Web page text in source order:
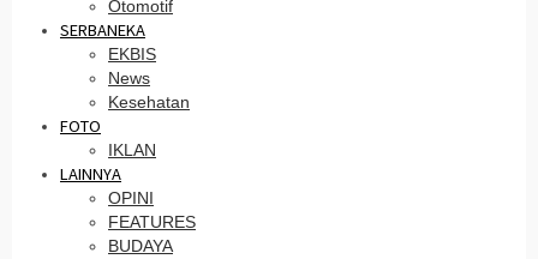
Otomotif
SERBANEKA
EKBIS
News
Kesehatan
FOTO
IKLAN
LAINNYA
OPINI
FEATURES
BUDAYA